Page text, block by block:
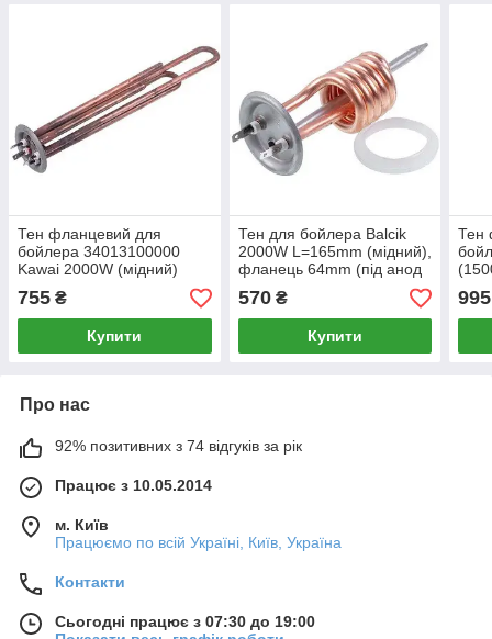
Тен фланцевий для
бойлера 34013100000
Kawai 2000W (мідний)
L=310mm фланець 64mm
(під анод M4)
755 ₴
Купити
Тен для бойлера Balcik
2000W L=165mm (мідний),
фланець 64mm (під анод
M5)
570₴
Купити
Тен
під
995
Про нас
92% позитивних з 74 відгуків за рік
Працює з 10.05.2014
м. Київ
Працюємо по всій Україні, Київ, Україна
Контакти
Сьогодні працює з 07:30 до 19:00